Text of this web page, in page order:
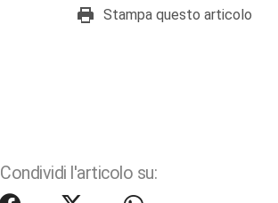
Stampa questo articolo
Condividi l'articolo su: